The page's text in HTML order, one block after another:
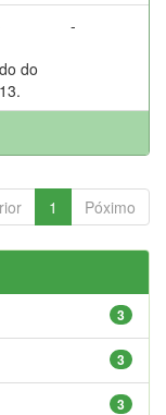
do
-
1 Póximo
3
3
3